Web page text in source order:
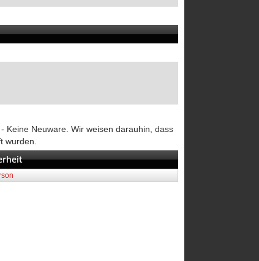
Keine Neuware. Wir weisen darauhin, dass
wurden.